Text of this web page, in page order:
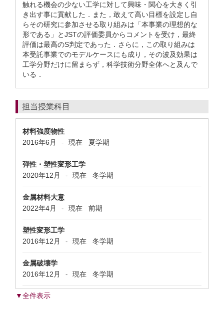
触れる機会の少ない工学に対して興味・関心を大きく引
き出す事に貢献した．また，敢えて高い目標を設定し自
らその研究に参加させる取り組みは「本事業の理想的な
形である」とJSTの評価委員からコメントを受け，最終
評価は最高のS判定であった．さらに，この取り組みは
本受託事業でのモデルケースにも成り，その波及効果は
工学分野だけに留まらず，科学技術分野全体へと及んで
いる．
担当授業科目
材料強度物性
2016年6月
- 現在 夏学期
弾性・塑性変形工学
2020年12月
- 現在 冬学期
金属材料大意
2022年4月
- 現在 前期
塑性変形工学
2016年12月
- 現在 冬学期
金属破壊学
2016年12月
- 現在 冬学期
▼全件表示